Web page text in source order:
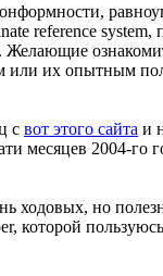
reference
Желающие
их опытным
с вот этого сайта и
месяцев 2004-го
ходовых, но
которой